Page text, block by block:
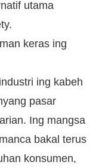
utama
ing kabeh
pasar
Ing mangsa
bakal terus
konsumen,